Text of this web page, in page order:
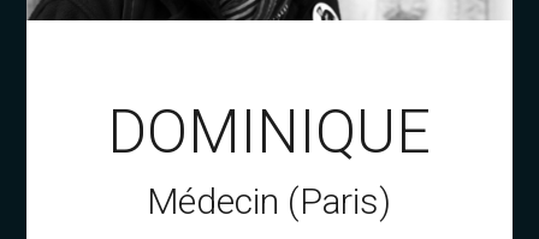
DOMINIQUE
Médecin (Paris)